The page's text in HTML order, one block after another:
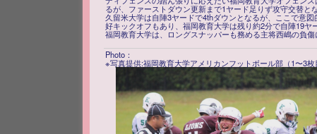
るが、ファーストダウン更新まで1ヤード足りず攻守交替と
久留米大学は自陣3ヤードで4thダウンとなるが、ここで意
好キックオフもあり、福岡教育大学は残り約2分で自陣19
福岡教育大学は、ロングスナッパーも務める主将西嶋の負
Photo：
※写真提供:福岡教育大学アメリカンフットボール部（1〜3枚